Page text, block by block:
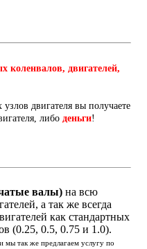
коленвалов, двигателей,
двигателя вы получаете
либо деньги!
валы) на всю
а так же всегда
как стандартных
(0.25, 0.5, 0.75 и 1.0).
мы так же предлагаем услугу по